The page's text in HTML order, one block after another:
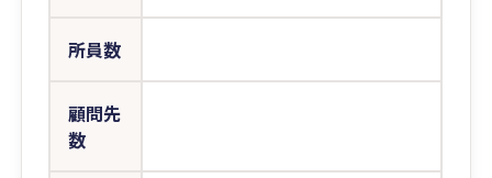
所員数
顧問先
数